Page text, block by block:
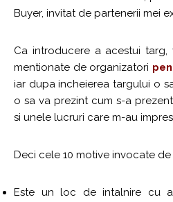
Buyer, invitat de partenerii mei
Ca introducere a acestui
mentionate de organizatori
iar dupa incheierea targului o
o sa va prezint cum s-a
si unele lucruri care m-au
Deci cele 10 motive invocate
Este un loc de intalnire cu